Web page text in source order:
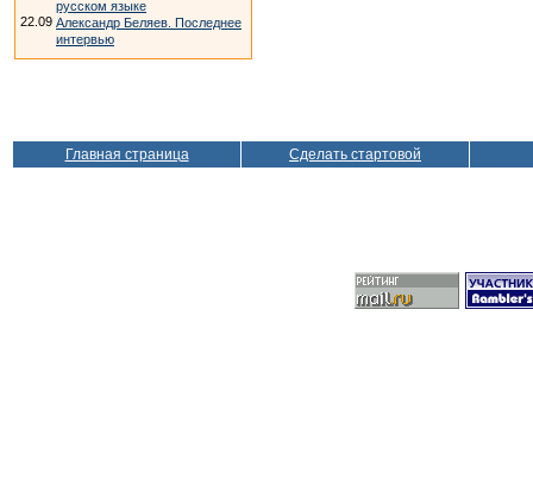
русском языке
22.09 Александр Беляев. Последнее
интервью
Главная страница Сделать стартовой